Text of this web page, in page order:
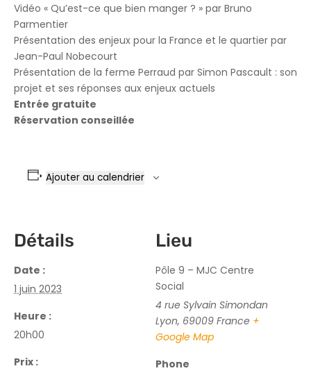
Vidéo « Qu’est-ce que bien manger ? » par Bruno
Parmentier
Présentation des enjeux pour la France et le quartier par
Jean-Paul Nobecourt
Présentation de la ferme Perraud par Simon Pascault : son
projet et ses réponses aux enjeux actuels
Entrée gratuite
Réservation conseillée
Ajouter au calendrier
Détails
Date :
1 juin 2023
Heure :
20h00
Prix :
Lieu
Pôle 9 – MJC Centre
Social
4 rue Sylvain Simondan
Lyon, 69009 France +
Google Map
Phone